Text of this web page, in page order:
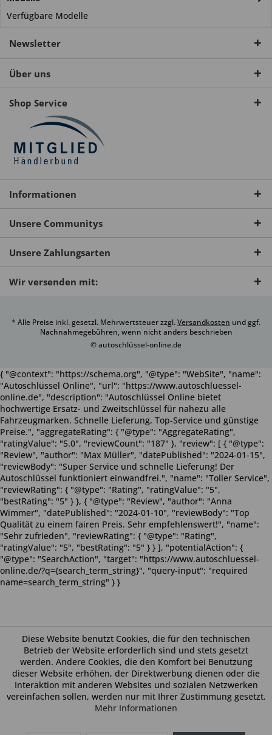
Verfügbare Modelle
Newsletter
Über uns
Shop Service
Informationen
Unsere Communitys
Unsere Zahlungsarten
Wir versenden mit:
* Alle Preise inkl. gesetzl. Mehrwertsteuer zzgl.Versandkosten und ggf.
Nachnahmegebühren, wenn nicht anders beschrieben
© autoschlüssel-online.de
Diese Website benutzt Cookies, die für den technischen
Betrieb der Website erforderlich sind und stets gesetzt
werden. Andere Cookies, die den Komfort bei Benutzung
dieser Website erhöhen, der Direktwerbung dienen oder die
Interaktion mit anderen Websites und sozialen Netzwerken
vereinfachen sollen, werden nur mit Ihrer Zustimmung gesetzt.
Mehr Informationen
{ "@context": "https://schema.org", "@type": "WebSite", "name":
"Autoschlüssel Online", "url": "https://www.autoschluessel-
online.de", "description": "Autoschlüssel Online bietet
hochwertige Ersatz- und Zweitschlüssel für nahezu alle
Fahrzeugmarken. Schnelle Lieferung, Top-Service und günstige
Preise.", "aggregateRating": { "@type": "AggregateRating",
"ratingValue": "5.0", "reviewCount": "187" }, "review": [ { "@type":
"Review", "author": "Max Müller", "datePublished": "2024-01-15",
"reviewBody": "Super Service und schnelle Lieferung! Der
Autoschlüssel funktioniert einwandfrei.", "name": "Toller Service",
"reviewRating": { "@type": "Rating", "ratingValue": "5",
"bestRating": "5" } }, { "@type": "Review", "author": "Anna
Wimmer", "datePublished": "2024-01-10", "reviewBody": "Top
Qualität zu einem fairen Preis. Sehr empfehlenswert!", "name":
"Sehr zufrieden", "reviewRating": { "@type": "Rating",
"ratingValue": "5", "bestRating": "5" } } ], "potentialAction": {
"@type": "SearchAction", "target": "https://www.autoschluessel-
online.de/?q={search_term_string}", "query-input": "required
name=search_term_string" } }